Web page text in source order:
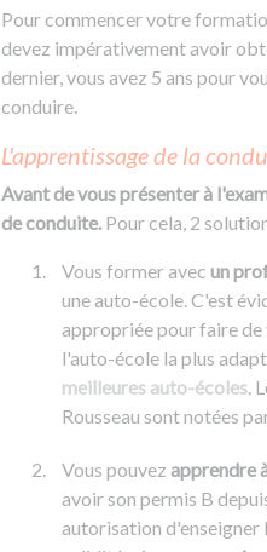
Pour commencer votre
devez impérativement avoir
dernier, vous avez 5 ans pour
conduire.
L'apprentissage de la
Avant de vous présenter à
de conduite.Pour cela, 2
Vous former avec un
une auto-école. C'est
appropriée pour faire de
l'auto-école la plus
meilleures auto-écoles.
Rousseau sont notées
Vous pouvez apprendre
avoir son permis B
autorisation d'enseigner